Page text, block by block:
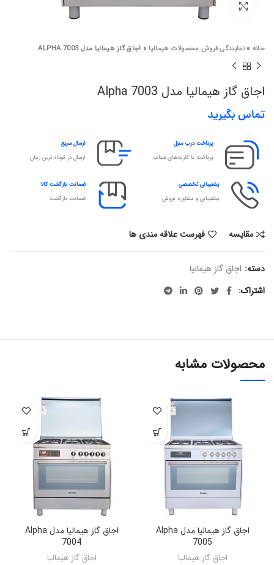
برای بزرگنمایی کلیک کنید
خانه »نمایندگی فروش محصولات هیمالیا » اجاق گاز هیمالیا مدل ALPHA 7003
اجاق گاز هیمالیا مدل Alpha 7003
تماس بگیرید
پرداخت درب منزل
پرداخت با کارت‌های شتاب
ارسال سریع
ارسال در کوتاه ترین زمان
پشتیبانی تخصصی
پشتیبانی و مشاوره فروش
ضمانت بازگشت کالا
ضمانت بازگشت
مقایسه فهرست علاقه مندی ها
دسته: اجاق گاز هیمالیا
اشتراک
محصولات مشابه
اجاق گاز هیمالیا مدل Alpha
7005
اجاق گاز هیمالیا
اجاق گاز هیمالیا مدل Alpha
7004
اجاق گاز هیمالیا